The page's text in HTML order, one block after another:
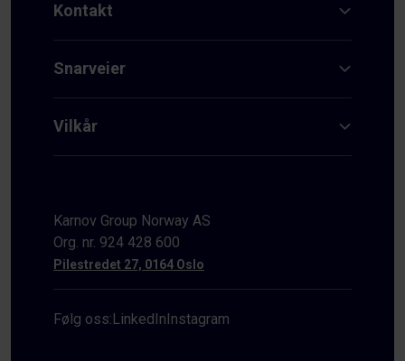
Kontakt
Snarveier
Vilkår
Karnov Group Norway AS
Org. nr. 924 428 600
Pilestredet 27, 0164 Oslo
Følg oss:LinkedInInstagram